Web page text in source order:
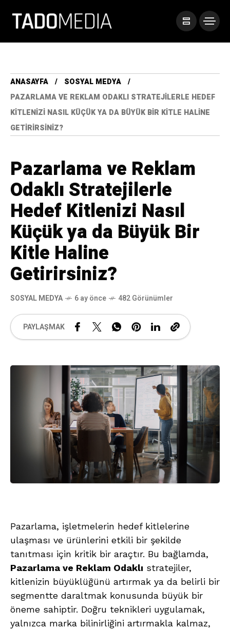
ANASAYFA
SOSYAL MEDYA
PAZARLAMA VE REKLAM ODAKLI STRATEJILERLE HEDEF
KITLENIZI NASIL KÜÇÜK YA DA BÜYÜK BIR KITLE HALINE
GETIRIRSINIZ?
Pazarlama ve Reklam
Odaklı Stratejilerle
Hedef Kitlenizi Nasıl
Küçük ya da Büyük Bir
Kitle Haline
Getirirsiniz?
SOSYAL MEDYA 6 ay önce 482 Görünümler
PAYLAŞMAK
Pazarlama, işletmelerin hedef kitlelerine
ulaşması ve ürünlerini etkili bir şekilde
tanıtması için kritik bir araçtır. Bu bağlamda,
Pazarlama ve Reklam Odaklı stratejiler,
kitlenizin büyüklüğünü artırmak ya da belirli bir
segmentte daraltmak konusunda büyük bir
öneme sahiptir. Doğru teknikleri uygulamak,
yalnızca marka bilinirliğini artırmakla kalmaz,